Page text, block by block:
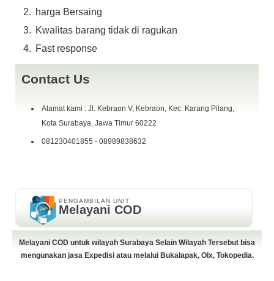
IG : czortox
fast response fast response W.A 0898 ~ 9838 ~632 Telp
081230401855 ( Sebutin judul Iklannya )
COD Kebraon Gang V, Pertokoan Giant Express L05 ( depan
Parkiran Motor )
harga Bersaing
Kwalitas barang tidak di ragukan
Fast response
Contact Us
Alamat kami : Jl. Kebraon V, Kebraon, Kec. Karang Pilang,
Kota Surabaya, Jawa Timur 60222
081230401855 - 08989838632
PENGAMBILAN UNIT
Melayani COD
Melayani COD untuk wilayah Surabaya Selain Wilayah Tersebut bisa
mengunakan jasa Expedisi atau melalui Bukalapak, Olx, Tokopedia.